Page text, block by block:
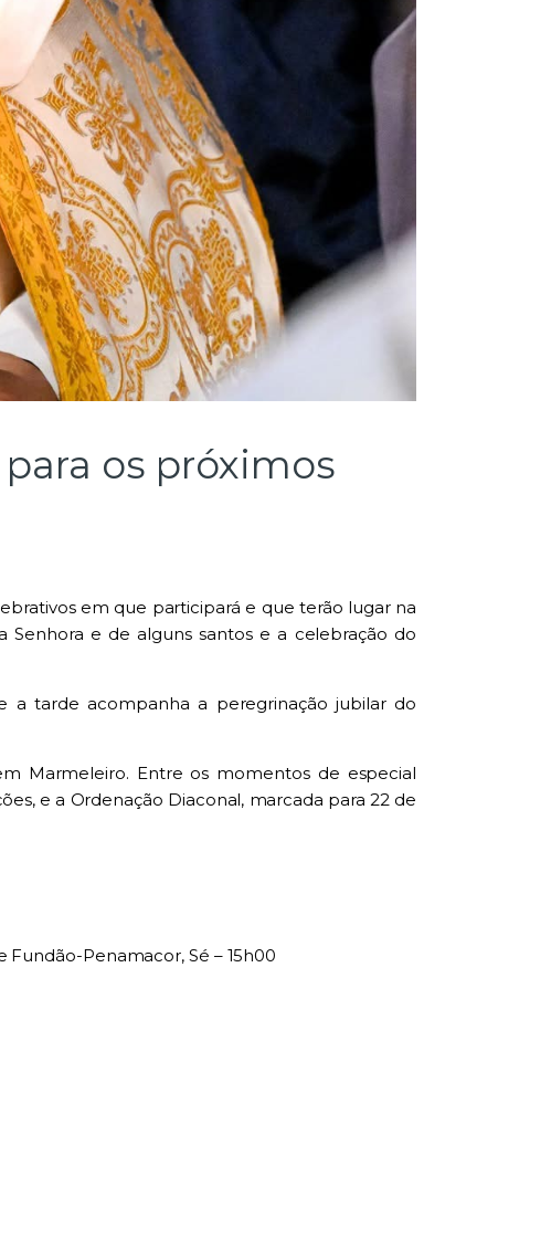
os próximos
em que participará e que terão lugar na
Senhora e de alguns santos e a celebração do
a tarde acompanha a peregrinação jubilar do
Marmeleiro. Entre os momentos de especial
, e a Ordenação Diaconal, marcada para 22 de
Penamacor, Sé – 15h00